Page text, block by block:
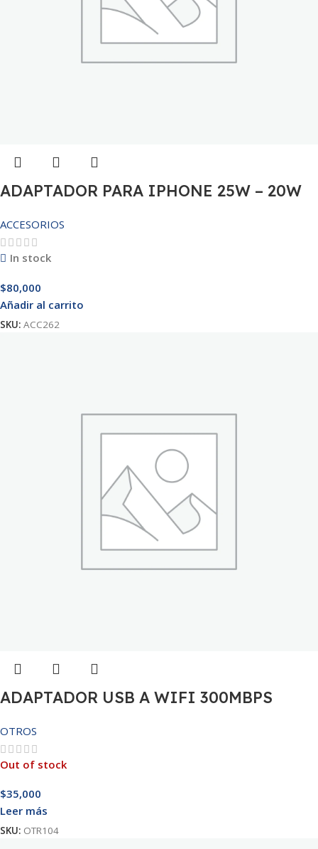
ADAPTADOR PARA IPHONE 25W – 20W
ACCESORIOS
In stock
$80,000
Añadir al carrito
SKU: ACC262
ADAPTADOR USB A WIFI 300MBPS
OTROS
Out of stock
$35,000
Leer más
SKU: OTR104